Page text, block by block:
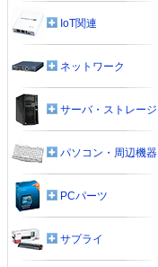
IoT関連
ネットワーク
サーバ・ストレージ
パソコン・周辺機器
PCパーツ
サプライ